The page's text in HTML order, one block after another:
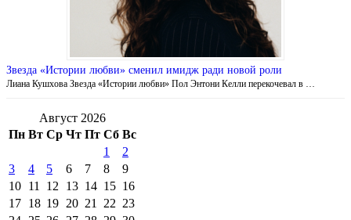
Звезда «Истории любви» сменил имидж ради новой роли
Лиана Кушхова Звезда «Истории любви» Пол Энтони Келли перекочевал в …
Август 2026
Пн Вт Ср Чт Пт Сб Вс
1
2
3
4 5 6 7 8
9
10 11 12 13 14 15 16
17 18 19 20 21 22 23